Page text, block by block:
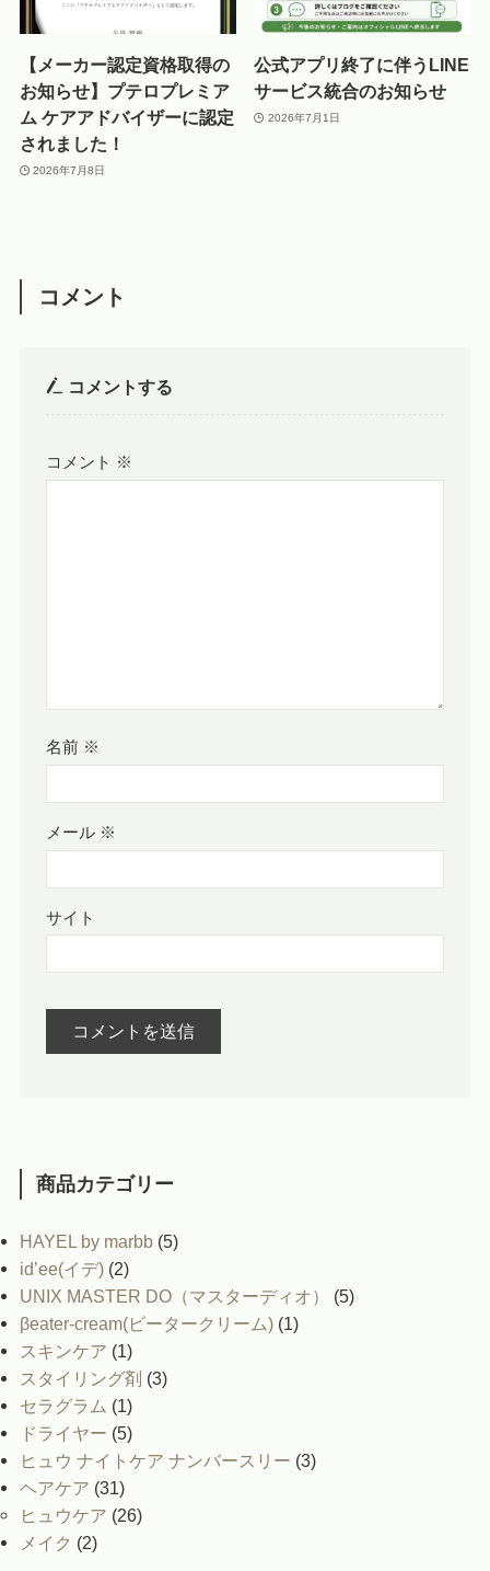
【メーカー認定資格取得の
お知らせ】プテロプレミア
ム ケアアドバイザーに認定
されました！
2026年7月8日
公式アプリ終了に伴うLINE
サービス統合のお知らせ
2026年7月1日
コメント
コメントする
コメント ※
名前 ※
メール ※
サイト
商品カテゴリー
HAYEL by marbb (5)
id’ee(イデ) (2)
UNIX MASTER DO（マスターディオ）
(5)
βeater-cream(ビータークリーム) (1)
スキンケア (1)
スタイリング剤 (3)
セラグラム (1)
ドライヤー (5)
ヒュウ ナイトケア ナンバースリー (3)
ヘアケア (31)
ヒュウケア (26)
メイク (2)